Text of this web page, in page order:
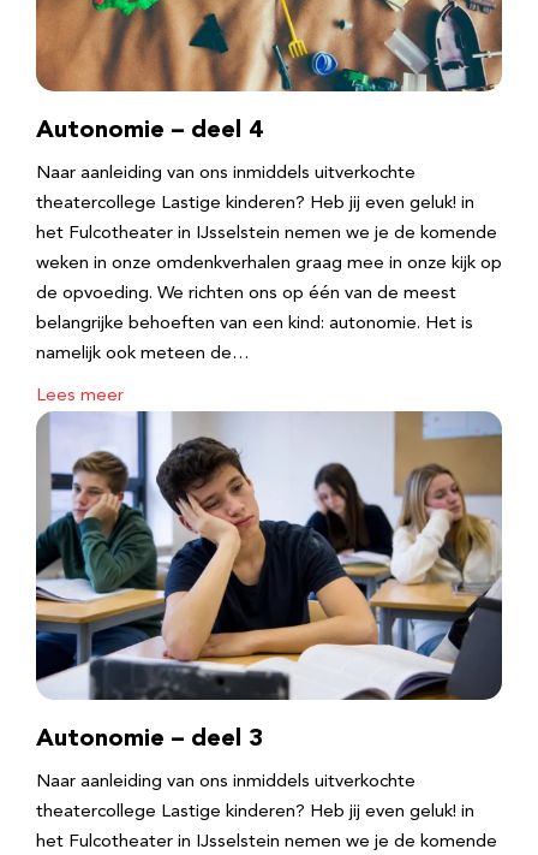
Autonomie – deel 4
Naar aanleiding van ons inmiddels uitverkochte
theatercollege Lastige kinderen? Heb jij even geluk! in
het Fulcotheater in IJsselstein nemen we je de komende
weken in onze omdenkverhalen graag mee in onze kijk op
de opvoeding. We richten ons op één van de meest
belangrijke behoeften van een kind: autonomie. Het is
namelijk ook meteen de…
Lees meer
Autonomie – deel 3
Naar aanleiding van ons inmiddels uitverkochte
theatercollege Lastige kinderen? Heb jij even geluk! in
het Fulcotheater in IJsselstein nemen we je de komende